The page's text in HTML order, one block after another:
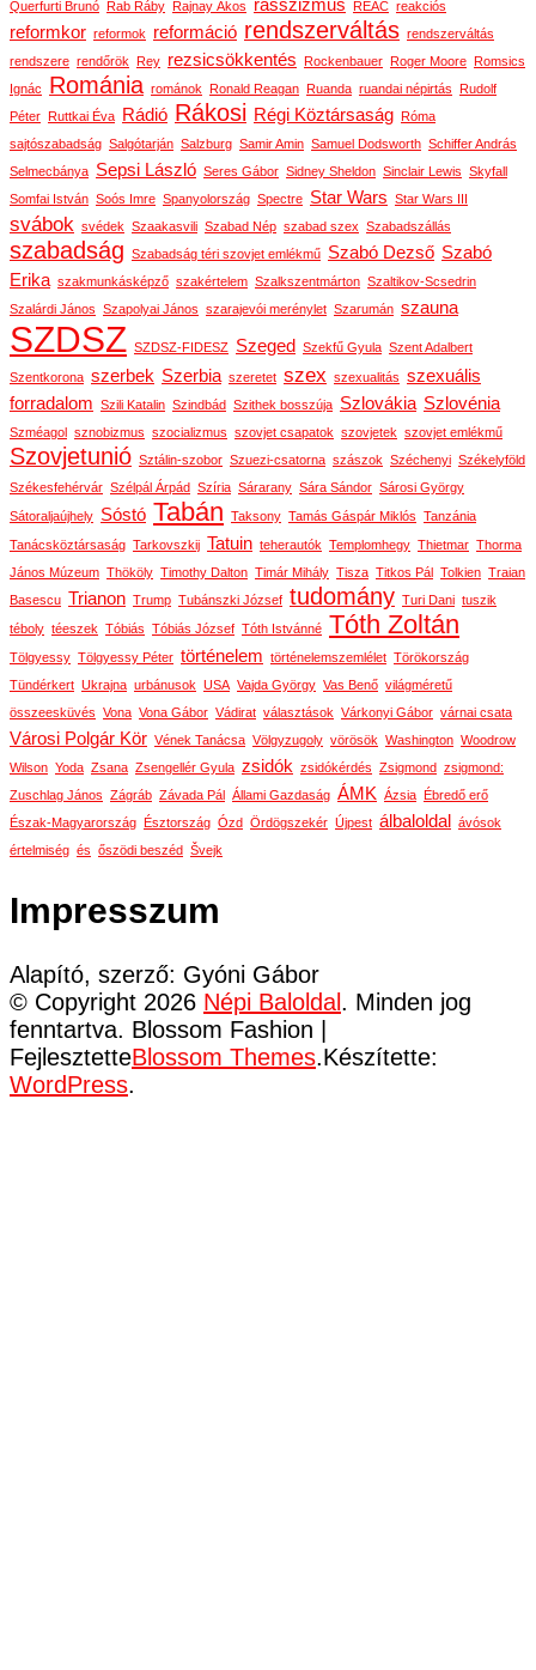
Querfurti Brunó
Rab Ráby Rajnay Ákos rasszizmus REAC reakciós
reformkor reformok reformáció rendszerváltás rendszerváltás
rendszere rendőrök Rey rezsicsökkentés Rockenbauer Roger Moore
Romsics
Ignác
Románia románok Ronald Reagan Ruanda ruandai népirtás
Rudolf
Péter
Ruttkai Éva Rádió Rákosi Régi Köztársaság
Róma
sajtószabadság Salgótarján Salzburg Samir Amin Samuel Dodsworth Schiffer András
Selmecbánya Sepsi László Seres Gábor Sidney Sheldon Sinclair Lewis Skyfall
Somfai István Soós Imre Spanyolország Spectre Star Wars Star Wars III
svábok svédek Szaakasvili Szabad Nép szabad szex Szabadszállás
szabadság Szabadság téri szovjet emlékmű Szabó Dezső Szabó
Erika szakmunkásképző szakértelem Szalkszentmárton Szaltikov-Scsedrin
Szalárdi János Szapolyai János szarajevói merénylet Szarumán szauna
SZDSZ SZDSZ-FIDESZ Szeged Szekfű Gyula Szent Adalbert
Szentkorona szerbek Szerbia szeretet szex szexualitás szexuális
forradalom Szili Katalin Szindbád Szithek bosszúja Szlovákia Szlovénia
Szméagol sznobizmus szocializmus szovjet csapatok szovjetek szovjet emlékmű
Szovjetunió Sztálin-szobor Szuezi-csatorna szászok Széchenyi Székelyföld
Székesfehérvár Szélpál Árpád Szíria Sárarany Sára Sándor Sárosi György
Sátoraljaújhely Sóstó Tabán Taksony Tamás Gáspár Miklós Tanzánia
Tanácsköztársaság Tarkovszkij Tatuin teherautók Templomhegy Thietmar Thorma
János Múzeum Thököly Timothy Dalton Timár Mihály Tisza Titkos Pál Tolkien Traian
Basescu Trianon Trump Tubánszki József tudomány Turi Dani tuszik
téboly téeszek Tóbiás Tóbiás József Tóth Istvánné Tóth Zoltán
Tölgyessy Tölgyessy Péter történelem történelemszemlélet Törökország
Tündérkert Ukrajna urbánusok USA Vajda György Vas Benő világméretű
összeesküvés Vona Vona Gábor Vádirat választások Várkonyi Gábor várnai csata
Városi Polgár Kör Vének Tanácsa Völgyzugoly vörösök Washington Woodrow
Wilson Yoda Zsana Zsengellér Gyula zsidók zsidókérdés Zsigmond zsigmond:
Zuschlag János Zágráb Závada Pál Állami Gazdaság ÁMK Ázsia
Ébredő erő
Észak-Magyarország
Észtország Ózd Ördögszekér Újpest álbaloldal
ávósok
értelmiség és őszödi beszéd Švejk
Impresszum
Alapító, szerző: Gyóni Gábor
© Copyright 2026 Népi Baloldal . Minden jog
fenntartva. Blossom Fashion |
FejlesztetteBlossom Themes.Készítette:
WordPress.